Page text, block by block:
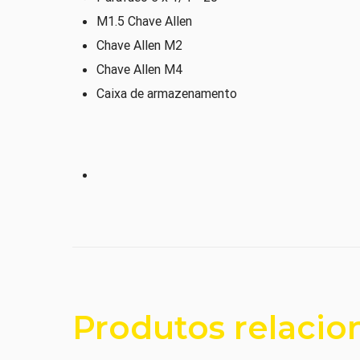
M1.5 Chave Allen
Chave Allen M2
Chave Allen M4
Caixa de armazenamento
Produtos